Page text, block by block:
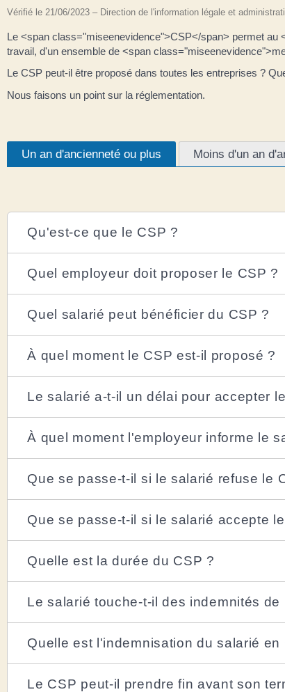
Vérifié le 21/06/2023 – Direction de l'information légale et
Le <span class="miseenevidence">CSP</span> permet au
travail, d'un ensemble de <span
Le CSP peut-il être proposé dans toutes les entreprises ?
Nous faisons un point sur la réglementation.
Un an d'ancienneté ou plus Moins d'un an
Qu'est-ce que le CSP ?
Quel employeur doit proposer le CSP ?
Quel salarié peut bénéficier du CSP ?
À quel moment le CSP est-il proposé ?
Le salarié a-t-il un délai pour accepter
À quel moment l'employeur informe le
Que se passe-t-il si le salarié refuse le
Que se passe-t-il si le salarié accepte
Quelle est la durée du CSP ?
Le salarié touche-t-il des indemnités
Quelle est l'indemnisation du salarié en
Le CSP peut-il prendre fin avant son